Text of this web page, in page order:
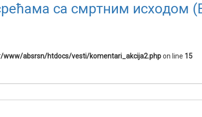
са смртним исходом
www/absrsn/htdocs/vesti/komentari_akcija2.phpon line 15